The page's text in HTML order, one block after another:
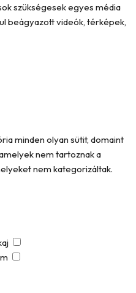
szükségesek egyes média
beágyazott videók, térképek,
minden olyan sütit, domaint
nem tartoznak a
nem kategorizáltak.